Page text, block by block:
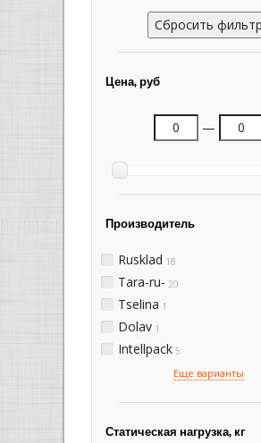
Сбросить фильтр
Цена, руб
—
Производитель
Rusklad 18
Tara-ru- 20
Tselina 1
Dolav 1
Intellpack 5
Еще варианты
Статическая нагрузка, кг